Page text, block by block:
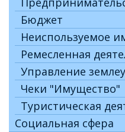
Бюджет
Неиспользуемое
Ремесленная
Управление
Чеки "Имущество"
Туристическая
Социальная сфера